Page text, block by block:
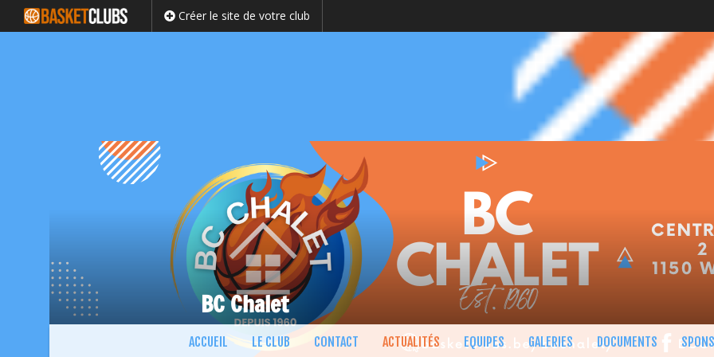
Créer le site de votre club
BC Chalet
ACCUEIL LE CLUB CONTACT ACTUALITÉS EQUIPES GALERIES DOCUMENTS